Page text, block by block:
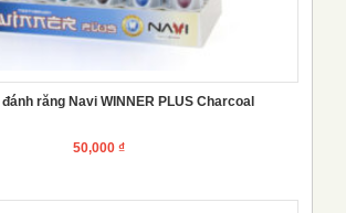
răng Navi WINNER PLUS Charcoal
50,000 ₫